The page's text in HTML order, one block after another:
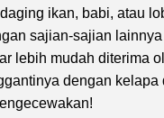
ikan, babi, atau
sajian-sajian
lebih mudah diterima
dengan